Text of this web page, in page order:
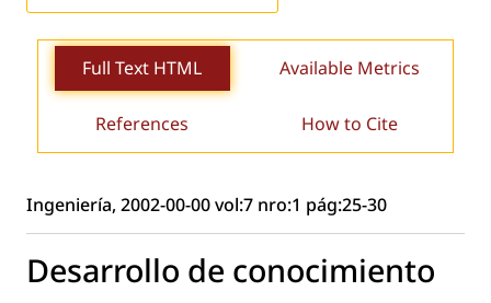
Full Text HTML Available Metrics
References How to Cite
Ingeniería, 2002-00-00 vol:7 nro:1 pág:25-30
Desarrollo de conocimiento